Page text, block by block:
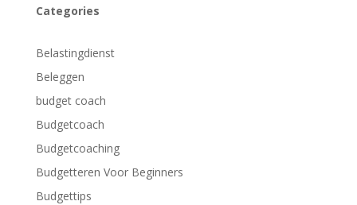
Categories
Belastingdienst
Beleggen
budget coach
Budgetcoach
Budgetcoaching
Budgetteren Voor Beginners
Budgettips